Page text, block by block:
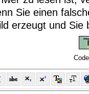
Sie einen
erzeugt und Sie